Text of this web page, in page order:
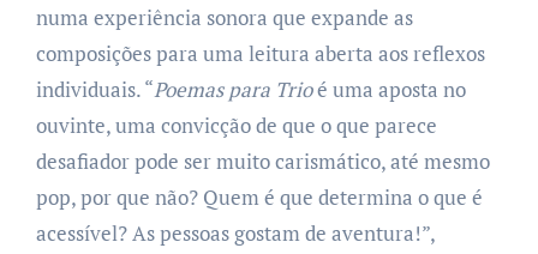
numa experiência sonora que expande as
composições para uma leitura aberta aos reflexos
individuais. “Poemas para Trioé uma aposta no
ouvinte, uma convicção de que o que parece
desafiador pode ser muito carismático, até mesmo
pop, por que não? Quem é que determina o que é
acessível? As pessoas gostam de aventura!”,